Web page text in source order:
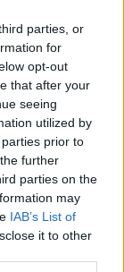
parties, or
for
opt-out
that after your
seeing
utilized by
prior to
further
parties on the
may
IAB’s List of
it to other
a
ér a felvétel.
adja, a lelkes
aztán az
telekakálja
foglyok, és
Giuseppe
egyik szép